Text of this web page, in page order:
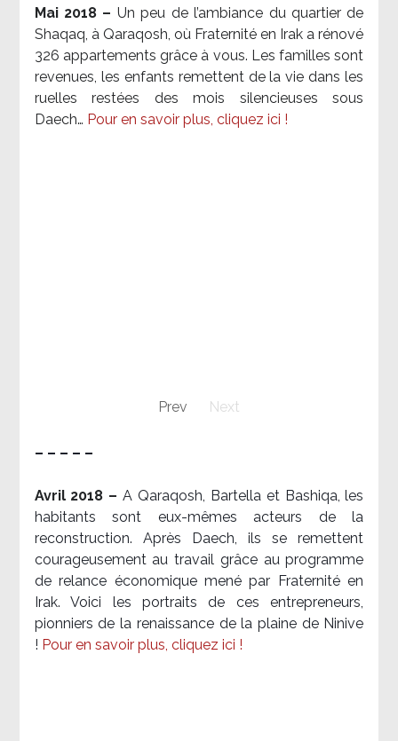
Mai 2018 – Un peu de l’ambiance du quartier de
Shaqaq, à Qaraqosh, où Fraternité en Irak a rénové
326 appartements grâce à vous. Les familles sont
revenues, les enfants remettent de la vie dans les
ruelles restées des mois silencieuses sous
Daech… Pour en savoir plus, cliquez ici !
Prev Next
– – – – –
Avril 2018 –A Qaraqosh, Bartella et Bashiqa, les
habitants sont eux-mêmes acteurs de la
reconstruction. Après Daech, ils se remettent
courageusement au travail grâce au programme
de relance économique mené par Fraternité en
Irak. Voici les portraits de ces entrepreneurs,
pionniers de la renaissance de la plaine de Ninive
! Pour en savoir plus, cliquez ici !